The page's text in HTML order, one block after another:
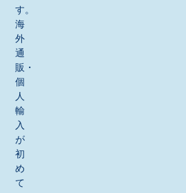
す。
海
外
通
販・
個
人
輸
入
が
初
め
て